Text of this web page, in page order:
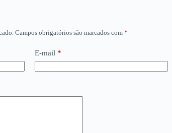
Campos obrigatórios são marcados com *
E-mail *